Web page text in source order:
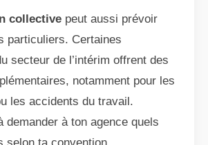
collective peut aussi prévoir
particuliers. Certaines
secteur de l’intérim offrent des
notamment pour les
les accidents du travail.
demander à ton agence quels